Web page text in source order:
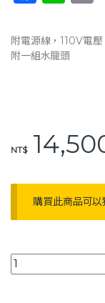
c
e
o
k
e p
附電源線，110V電壓
附一組水龍頭
NT$
購買此商品可
耀宏 30人份奶瓶消